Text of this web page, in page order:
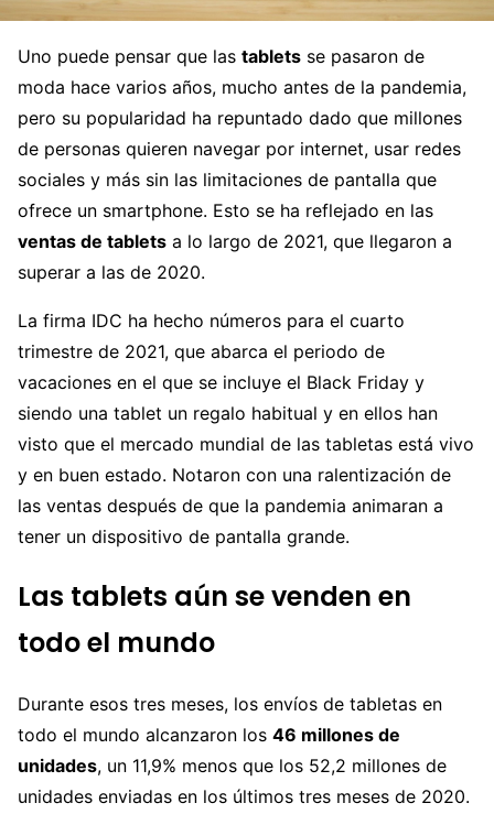
Uno puede pensar que las tablets se pasaron de
moda hace varios años, mucho antes de la pandemia,
pero su popularidad ha repuntado dado que millones
de personas quieren navegar por internet, usar redes
sociales y más sin las limitaciones de pantalla que
ofrece un smartphone. Esto se ha reflejado en las
ventas de tablets a lo largo de 2021, que llegaron a
superar a las de 2020.
La firma IDC ha hecho números para el cuarto
trimestre de 2021, que abarca el periodo de
vacaciones en el que se incluye el Black Friday y
siendo una tablet un regalo habitual y en ellos han
visto que el mercado mundial de las tabletas está vivo
y en buen estado. Notaron con una ralentización de
las ventas después de que la pandemia animaran a
tener un dispositivo de pantalla grande.
Las tablets aún se venden en
todo el mundo
Durante esos tres meses, los envíos de tabletas en
todo el mundo alcanzaron los 46 millones de
unidades, un 11,9% menos que los 52,2 millones de
unidades enviadas en los últimos tres meses de 2020.